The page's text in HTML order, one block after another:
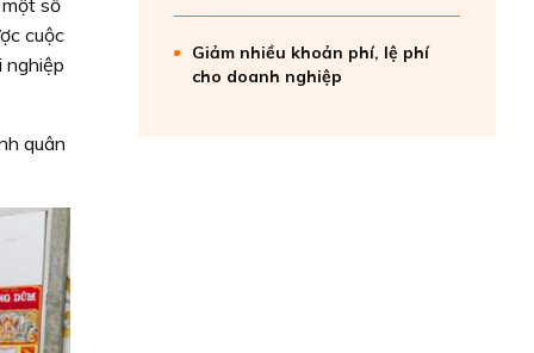
số
cuộc
nghiệp
quân
Giảm nhiều khoản phí, lệ phí
cho doanh nghiệp